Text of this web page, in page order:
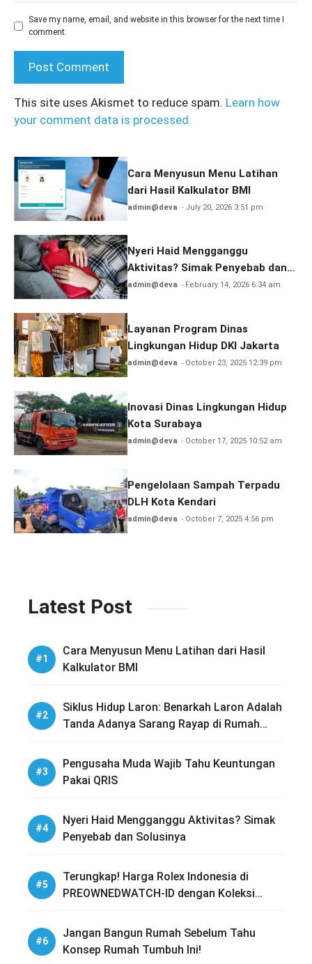
Save my name, email, and website in this browser for the next time I
comment.
This site uses Akismet to reduce spam. Learn how
your comment data is processed.
Cara Menyusun Menu Latihan
dari Hasil Kalkulator BMI
admin@deva July 20, 2026 3:51 pm
Nyeri Haid Mengganggu
Aktivitas? Simak Penyebab dan
Solusinya
admin@deva February 14, 2026 6:34 am
Layanan Program Dinas
Lingkungan Hidup DKI Jakarta
admin@deva October 23, 2025 12:39 pm
Inovasi Dinas Lingkungan Hidup
Kota Surabaya
admin@deva October 17, 2025 10:52 am
Pengelolaan Sampah Terpadu
DLH Kota Kendari
admin@deva October 7, 2025 4:56 pm
Latest Post
Cara Menyusun Menu Latihan dari Hasil
Kalkulator BMI
Siklus Hidup Laron: Benarkah Laron Adalah
Tanda Adanya Sarang Rayap di Rumah
Pengusaha Muda Wajib Tahu Keuntungan
Pakai QRIS
Nyeri Haid Mengganggu Aktivitas? Simak
Penyebab dan Solusinya
Terungkap! Harga Rolex Indonesia di
PREOWNEDWATCH-ID dengan Koleksi
Jangan Bangun Rumah Sebelum Tahu
Konsep Rumah Tumbuh Ini!